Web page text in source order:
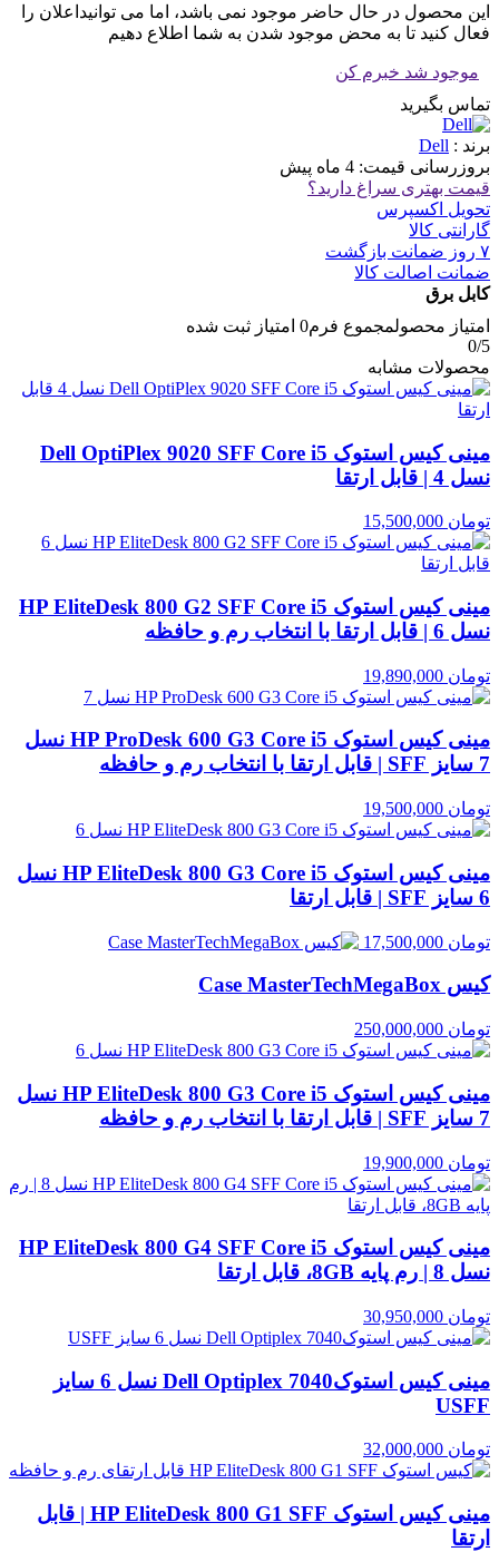
این محصول در حال حاضر موجود نمی باشد، اما می توانیداعلان را
فعال کنید تا به محض موجود شدن به شما اطلاع دهیم
موجود شد خبرم کن
تماس بگیرید
برند : Dell
بروزرسانی قیمت: 4 ماه پیش
قیمت بهتری سراغ دارید؟
تحویل اکسپرس
گارانتی کالا
۷ روز ضمانت بازگشت
ضمانت اصالت کالا
کابل برق
امتیاز محصولمجموع فرم0 امتیاز ثبت شده
0/5
محصولات مشابه
مینی کیس استوک Dell OptiPlex 9020 SFF Core i5
نسل 4 | قابل ارتقا
تومان
مینی کیس استوک HP EliteDesk 800 G2 SFF Core i5
نسل 6 | قابل ارتقا با انتخاب رم و حافظه
تومان
مینی کیس استوک HP ProDesk 600 G3 Core i5 نسل
7 سایز SFF | قابل ارتقا با انتخاب رم و حافظه
تومان
مینی کیس استوک HP EliteDesk 800 G3 Core i5 نسل
6 سایز SFF | قابل ارتقا
تومان
کیس Case MasterTechMegaBox
تومان
مینی کیس استوک HP EliteDesk 800 G3 Core i5 نسل
7 سایز SFF | قابل ارتقا با انتخاب رم و حافظه
تومان
مینی کیس استوک HP EliteDesk 800 G4 SFF Core i5
نسل 8 | رم پایه 8GB، قابل ارتقا
تومان
مینی کیس استوکDell Optiplex 7040 نسل 6 سایز
USFF
تومان
مینی کیس استوک HP EliteDesk 800 G1 SFF | قابل
ارتقا